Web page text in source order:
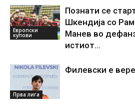
Европски
купови
Познати се
Шкендија со
Манев во
истиот…
Прва лига
Филевски е